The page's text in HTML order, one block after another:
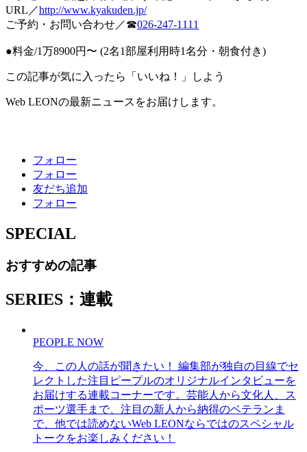
URL／http://www.kyakuden.jp/
ご予約・お問い合わせ／☎026-247-1111
●料金/1万8900円〜 (2名1部屋利用時1名分・朝食付き)
この記事が気に入ったら「いいね！」しよう
Web LEONの最新ニュースをお届けします。
フォロー
フォロー
友だち追加
フォロー
SPECIAL
おすすめの記事
SERIES：連載
PEOPLE NOW
今、この人の話が聞きたい！ 編集部が独自の目線でセ
レクトした注目ピープルのオリジナルインタビューを
お届けする連載コーナーです。芸能人から文化人、ス
ポーツ選手まで、注目の新人から納得のベテランま
で、他では読めないWeb LEONならではのスペシャル
トークをお楽しみください！